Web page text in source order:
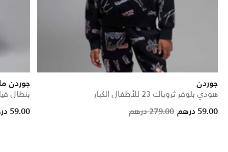
جوردن
هودي بلوفر ثروباك 23 للأطفال الكبار
Price reduced from
279.00 درهمto 59.00 درهم
جوردن
بنطال
Price reduced from
to
59.00 درهم